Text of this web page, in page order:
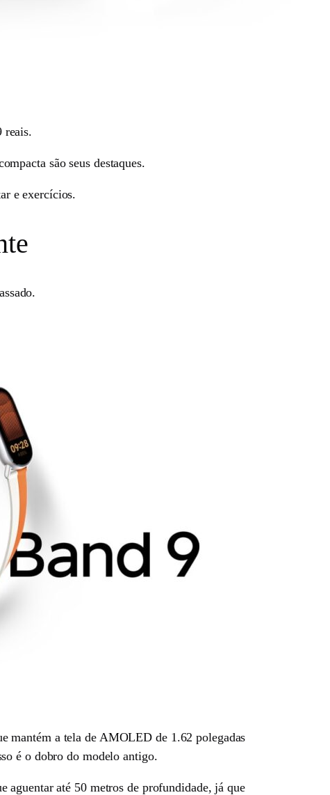
reais.
são seus destaques.
e exercícios.
mantém a tela de AMOLED de 1.62 polegadas
é o dobro do modelo antigo.
aguentar até 50 metros de profundidade, já que